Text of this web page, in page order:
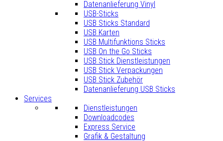
Datenanlieferung Vinyl
USB-Sticks
USB Sticks Standard
USB Karten
USB Multifunktions Sticks
USB On the Go Sticks
USB Stick Dienstleistungen
USB Stick Verpackungen
USB Stick Zubehör
Datenanlieferung USB Sticks
Services
Dienstleistungen
Downloadcodes
Express Service
Grafik & Gestaltung